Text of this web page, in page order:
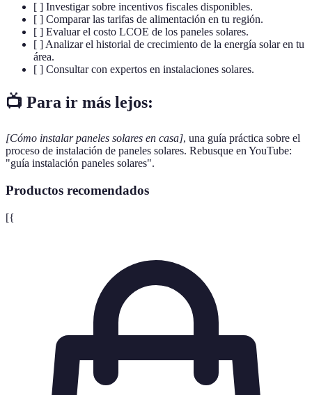
[ ] Investigar sobre incentivos fiscales disponibles.
[ ] Comparar las tarifas de alimentación en tu región.
[ ] Evaluar el costo LCOE de los paneles solares.
[ ] Analizar el historial de crecimiento de la energía solar en tu
área.
[ ] Consultar con expertos en instalaciones solares.
📺 Para ir más lejos:
[Cómo instalar paneles solares en casa], una guía práctica sobre el
proceso de instalación de paneles solares. Rebusque en YouTube:
"guía instalación paneles solares".
Productos recomendados
[{